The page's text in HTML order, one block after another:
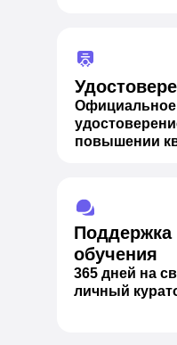
Поддержка
обучения
365 дней на
личный
Официальное
повышении